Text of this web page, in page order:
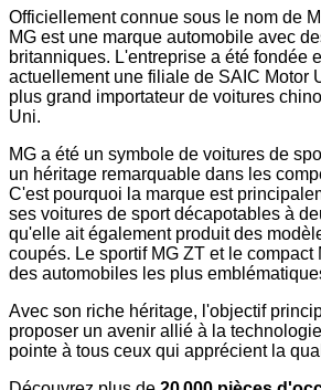
Officiellement connue sous le nom de
MG est une marque automobile avec
britanniques. L'entreprise a été fondée
actuellement une filiale de SAIC Motor
plus grand importateur de voitures
Uni.
MG a été un symbole de voitures de
un héritage remarquable dans les
C'est pourquoi la marque est
ses voitures de sport décapotables à
qu'elle ait également produit des
coupés. Le sportif MG ZT et le compact
des automobiles les plus
Avec son riche héritage, l'objectif
proposer un avenir allié à la
pointe à tous ceux qui apprécient la